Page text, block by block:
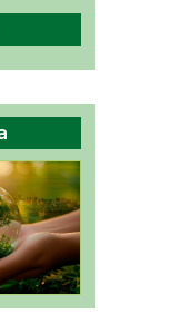
61 0